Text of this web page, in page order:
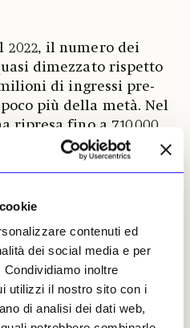
contenuti ed
dei social media e per
inoltre
utilizzi il nostro sito con i
di analisi dei dati web,
2022, il numero dei
dimezzato rispetto
di ingressi pre-
più della metà. Nel
ripresa fino a 710.000
il dato è nuovamente
di contenere i
soppressione di 60
aveva suscitato forti
tuttavia, i tagli non
ha